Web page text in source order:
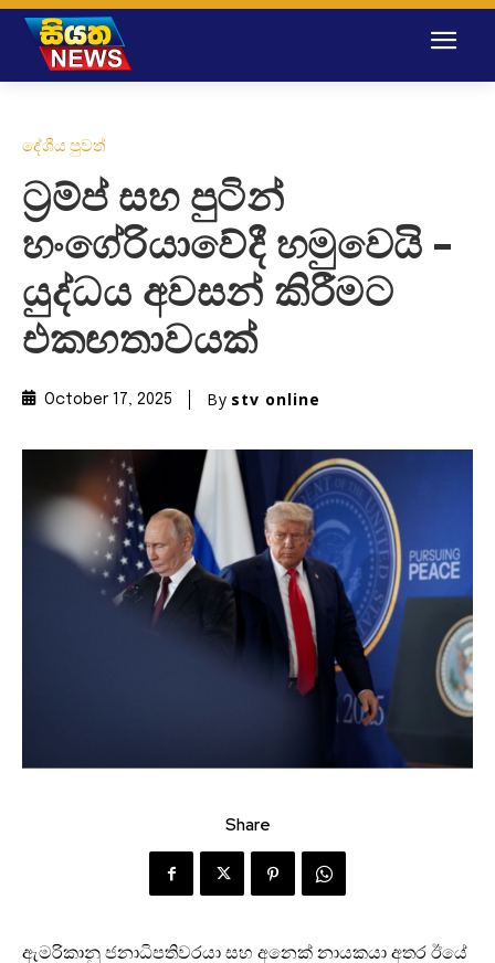
දේශීය පුවත්
ට්‍රම්ප් සහ පුටින්
හංගේරියාවේදී හමුවෙයි –
යුද්ධය අවසන් කිරීමට
එකඟතාවයක්
October 17, 2025 By stv online
Share
ඇමරිකානු ජනාධිපතිවරයා සහ අනෙක් නායකයා අතර ඊයේ